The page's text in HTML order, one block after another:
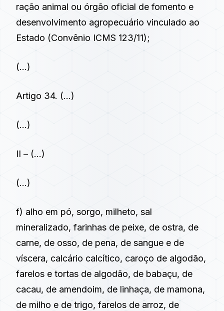
ração animal ou órgão oficial de fomento e
desenvolvimento agropecuário vinculado ao
Estado (Convênio ICMS 123/11);
(…)
Artigo 34. (…)
(…)
II – (…)
(…)
f) alho em pó, sorgo, milheto, sal
mineralizado, farinhas de peixe, de ostra, de
carne, de osso, de pena, de sangue e de
víscera, calcário calcítico, caroço de algodão,
farelos e tortas de algodão, de babaçu, de
cacau, de amendoim, de linhaça, de mamona,
de milho e de trigo, farelos de arroz, de